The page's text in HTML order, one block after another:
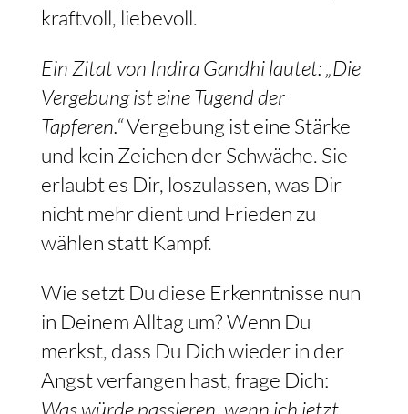
kraftvoll, liebevoll.
Ein Zitat von Indira Gandhi lautet: „Die
Vergebung ist eine Tugend der
Tapferen.“Vergebung ist eine Stärke
und kein Zeichen der Schwäche. Sie
erlaubt es Dir, loszulassen, was Dir
nicht mehr dient und Frieden zu
wählen statt Kampf.
Wie setzt Du diese Erkenntnisse nun
in Deinem Alltag um? Wenn Du
merkst, dass Du Dich wieder in der
Was würde passieren, wenn ich jetzt